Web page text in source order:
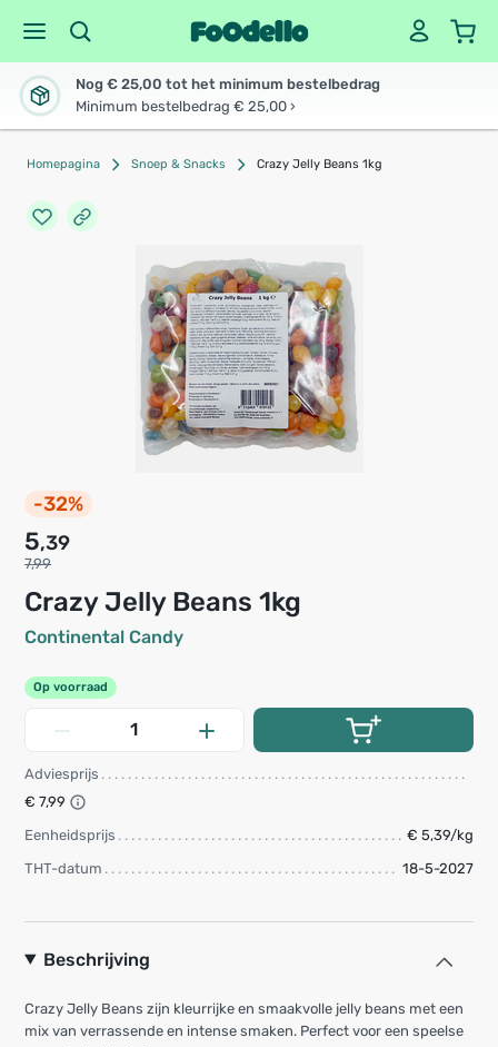
Nog € 25,00 tot het minimum bestelbedrag
Minimum bestelbedrag € 25,00 ›
Homepagina Snoep & Snacks Crazy Jelly Beans 1kg
-32%
Crazy Jelly Beans 1kg
Continental Candy
5,39
7,99
Op voorraad
Adviesprijs
€ 7,99
Eenheidsprijs
€ 5,39/kg
THT-datum
18-5-2027
Beschrijving
Crazy Jelly Beans zijn kleurrijke en smaakvolle jelly beans met een
mix van verrassende en intense smaken. Perfect voor een speelse